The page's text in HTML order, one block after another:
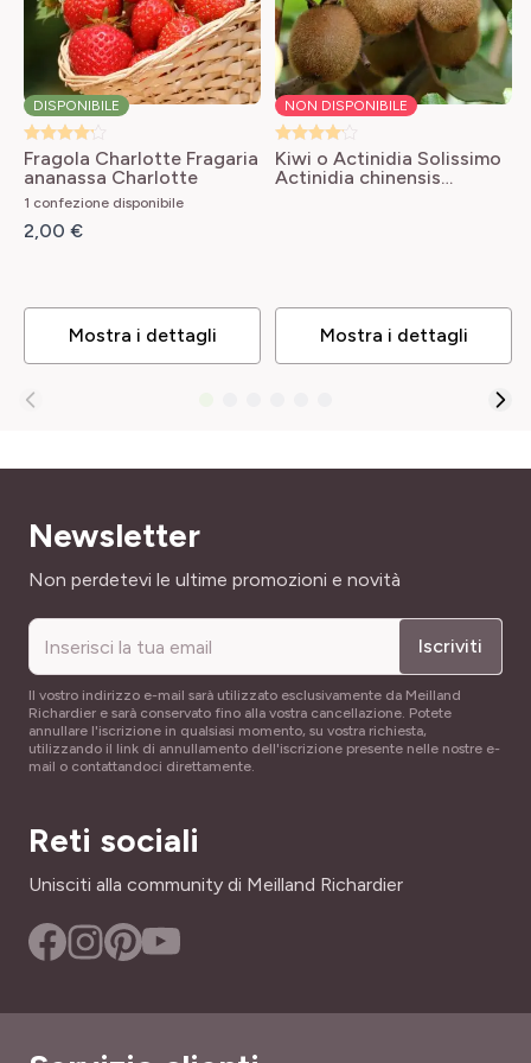
NOME COMUNE
Fragola, Fragola da giardino
PROFUMO
Privo di profumo
PORTAMENTO
Coprisuolo, Rampicante, Ricadente
ALTEZZA A MATURITÀ
1.25 m
LARGHEZZA ADULTA
60 cm
PÉRIODE DE RÉCOLTE
giugno a ottobre
Leggero, Ricco, Tutti
RUSTICITÀ
Poco rustica
DISPONIBILE
Fragola Charlotte Fragaria
ananassa Charlotte
1 confezione disponibile
2,00 €
Mostra i dettagli
NON DISPONIBILE
Kiwi o Actinidia Solissimo
Actinidia chinensis
Mostra i dettagli
Newsletter
Indirizzo email
Non perdetevi le ultime promozioni e novità
Iscriviti
Il vostro indirizzo e-mail sarà utilizzato esclusivamente da Meilland
Richardier e sarà conservato fino alla vostra cancellazione. Potete
annullare l'iscrizione in qualsiasi momento, su vostra richiesta,
utilizzando il link di annullamento dell'iscrizione presente nelle nostre e-
mail o contattandoci direttamente.
Reti sociali
Unisciti alla community di Meilland Richardier